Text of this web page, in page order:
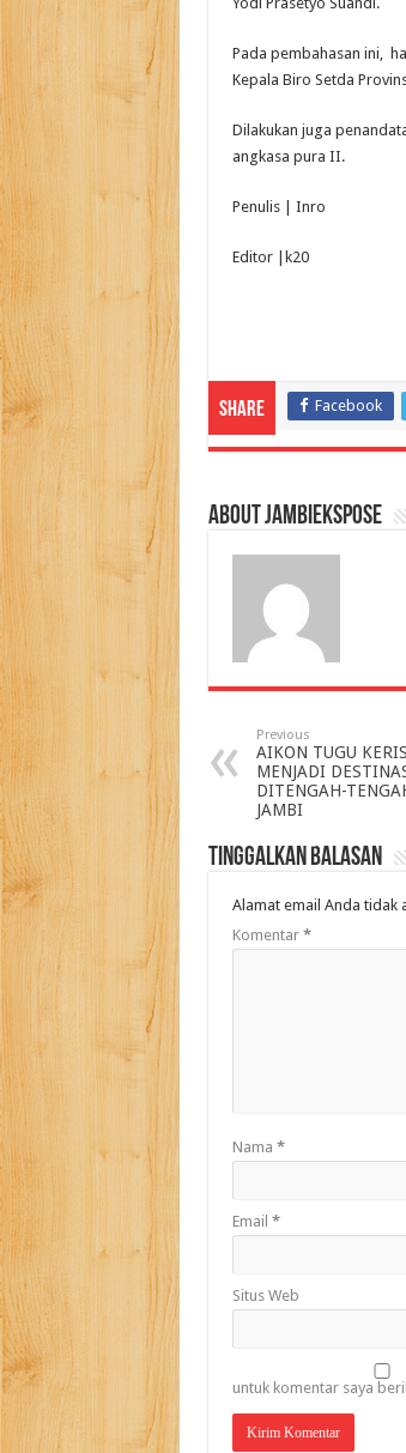
Pada pembahasan ini,
Kepala Biro Setda
Dilakukan juga
angkasa pura II.
Penulis | Inro
Editor |k20
Share Facebook
About jambiekspose
Previous
AIKON TUGU
MENJADI
DITENGAH-
JAMBI
Tinggalkan Balasan
Alamat email Anda tidak
Komentar *
Nama *
Email *
Situs Web
untuk komentar saya